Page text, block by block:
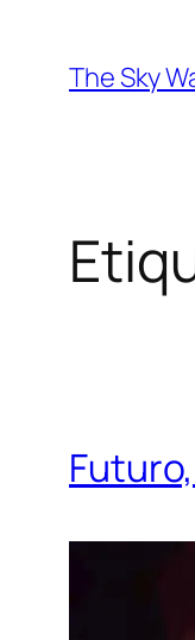
contenido
The Sky